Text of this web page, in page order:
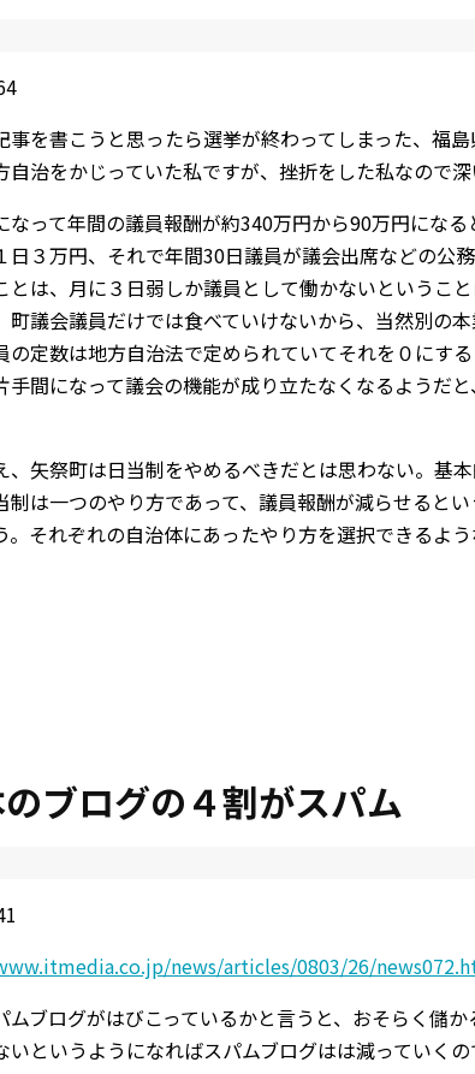
事を書こうと思ったら選挙が終わってしまった、福
自治をかじっていた私ですが、挫折をした私なので
なって年間の議員報酬が約340万円から90万円にな
日３万円、それで年間30日議員が議会出席などの公
とは、月に３日弱しか議員として働かないというこ
町議会議員だけでは食べていけないから、当然別の
の定数は地方自治法で定められていてそれを０にす
手間になって議会の機能が成り立たなくなるようだ
、矢祭町は日当制をやめるべきだとは思わない。基
制は一つのやり方であって、議員報酬が減らせると
。それぞれの自治体にあったやり方を選択できるよ
ブログの４割がスパム
news/articles/0803/26/
ムブログがはびこっているかと言うと、おそらく儲
いというようになればスパムブログはは減っていく